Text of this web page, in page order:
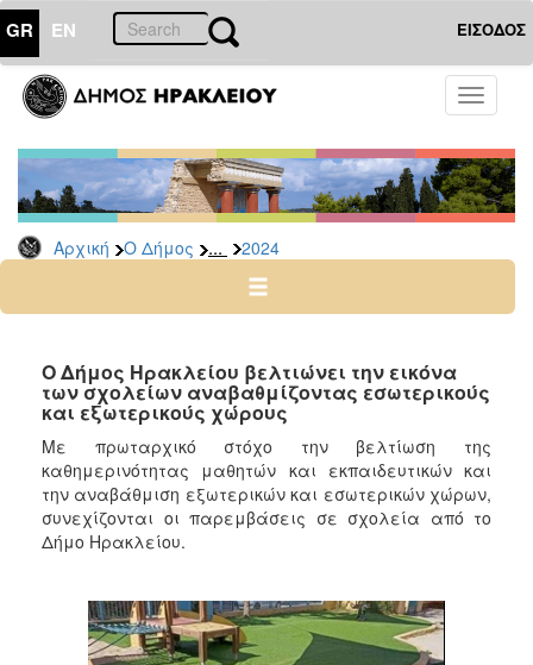
GR EN ΕΙΣΟΔΟΣ
Toggle
Αρχική Ο Δήμος ... 2024
ΔΗΜΟΣ
Δελτία
Τύπου
Αρχείο
2026
2024
2022
2021
2020
2019
2018
2016
2015
Ο Δήμος Ηρακλείου βελτιώνει την εικόνα
των σχολείων αναβαθμίζοντας εσωτερικούς
και εξωτερικούς χώρους
Με πρωταρχικό στόχο την βελτίωση της
καθημερινότητας μαθητών και εκπαιδευτικών και
την αναβάθμιση εξωτερικών και εσωτερικών χώρων,
συνεχίζονται οι παρεμβάσεις σε σχολεία από το
Δήμο Ηρακλείου.